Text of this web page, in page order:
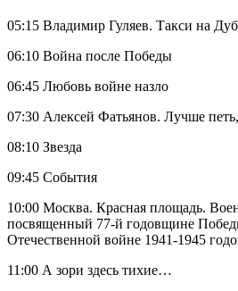
05:15 Владимир Гуляев. Такси на
06:10 Война после Победы
06:45 Любовь войне назло
07:30 Алексей Фатьянов. Лучше
08:10 Звезда
09:45 События
10:00 Москва. Красная площадь.
посвященный 77-й годовщине
Отечественной войне 1941-1945
11:00 А зори здесь тихие…